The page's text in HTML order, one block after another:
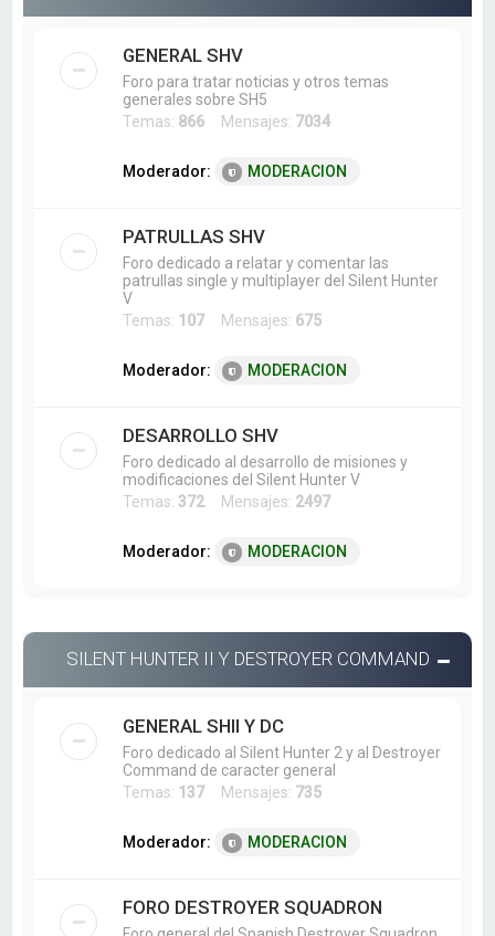
GENERAL SHV
Foro para tratar noticias y otros temas
generales sobre SH5
Temas: 866 Mensajes: 7034
Moderador: MODERACION
PATRULLAS SHV
Foro dedicado a relatar y comentar las
patrullas single y multiplayer del Silent Hunter
V
Temas: 107Mensajes: 675
Moderador: MODERACION
DESARROLLO SHV
Foro dedicado al desarrollo de misiones y
modificaciones del Silent Hunter V
Temas: 372Mensajes: 2497
Moderador: MODERACION
SILENT HUNTER II Y DESTROYER COMMAND
GENERAL SHII Y DC
Foro dedicado al Silent Hunter 2 y al Destroyer
Command de caracter general
Temas: 137Mensajes: 735
Moderador: MODERACION
FORO DESTROYER SQUADRON